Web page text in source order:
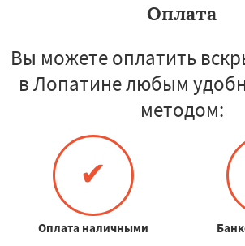
Оплата
Вы можете оплатить
в Лопатине любым
методом:
✔
Оплата наличными